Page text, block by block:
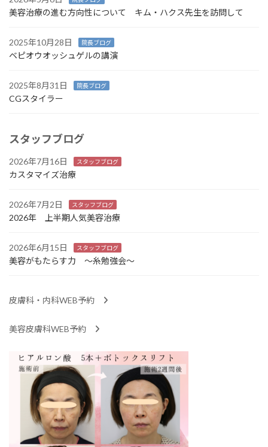
美容治療の進む方向性について キム・ハクス先生を訪問して
2025年10月28日 院長ブログ
ベピオウオッシュゲルの講演
2025年8月31日 院長ブログ
CGスタイラー
スタッフブログ
2026年7月16日 スタッフブログ
カスタマイズ治療
2026年7月2日 スタッフブログ
2026年 上半期人気美容治療
2026年6月15日 スタッフブログ
美容がもたらす力 ～糸勉強会～
皮膚科・内科WEB予約
美容皮膚科WEB予約